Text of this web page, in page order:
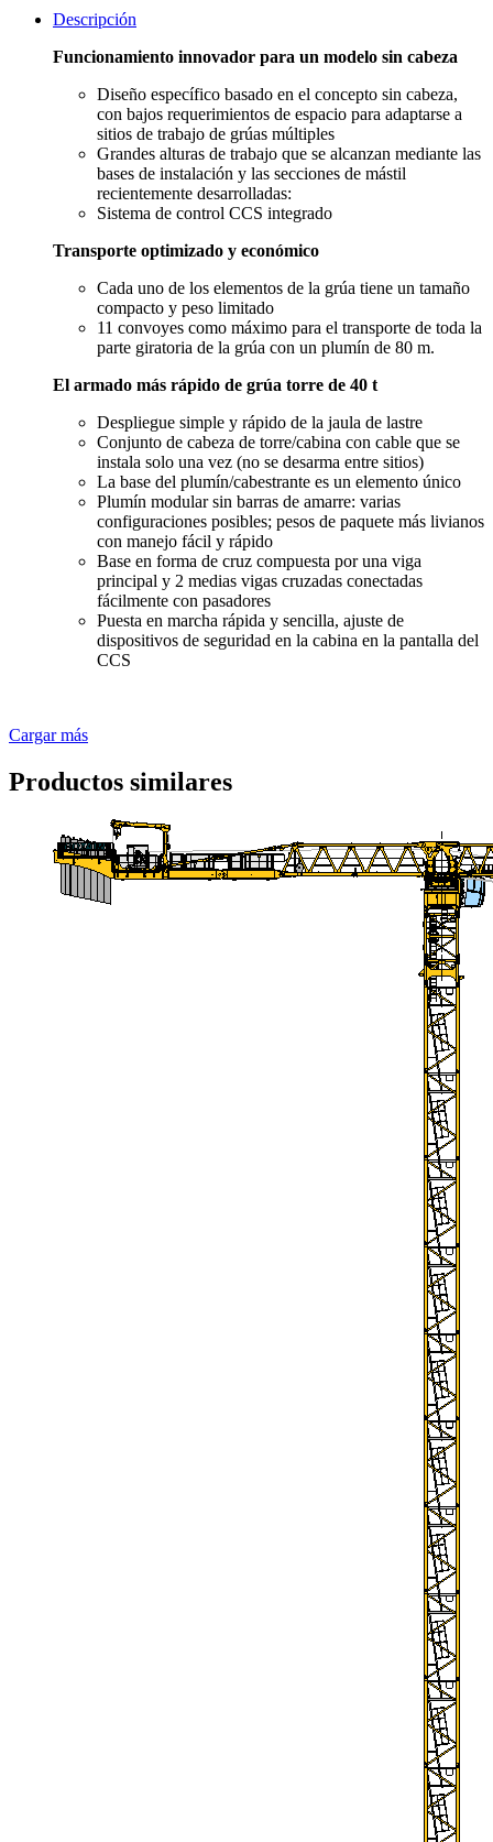
Descripción
Funcionamiento innovador para un modelo sin cabeza
Diseño específico basado en el concepto sin cabeza,
con bajos requerimientos de espacio para adaptarse a
sitios de trabajo de grúas múltiples
Grandes alturas de trabajo que se alcanzan mediante las
bases de instalación y las secciones de mástil
recientemente desarrolladas:
Sistema de control CCS integrado
Transporte optimizado y económico
Cada uno de los elementos de la grúa tiene un tamaño
compacto y peso limitado
11 convoyes como máximo para el transporte de toda la
parte giratoria de la grúa con un plumín de 80 m.
El armado más rápido de grúa torre de 40 t
Despliegue simple y rápido de la jaula de lastre
Conjunto de cabeza de torre/cabina con cable que se
instala solo una vez (no se desarma entre sitios)
La base del plumín/cabestrante es un elemento único
Plumín modular sin barras de amarre: varias
configuraciones posibles; pesos de paquete más livianos
con manejo fácil y rápido
Base en forma de cruz compuesta por una viga
principal y 2 medias vigas cruzadas conectadas
fácilmente con pasadores
Puesta en marcha rápida y sencilla, ajuste de
dispositivos de seguridad en la cabina en la pantalla del
CCS
Cargar más
Productos similares